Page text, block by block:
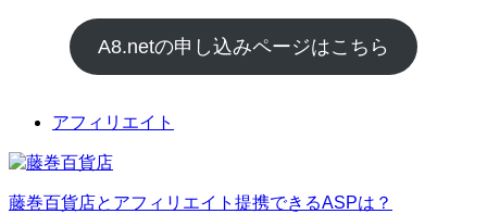
A8.netの申し込みページはこちら
アフィリエイト
藤巻百貨店とアフィリエイト提携できるASPは？